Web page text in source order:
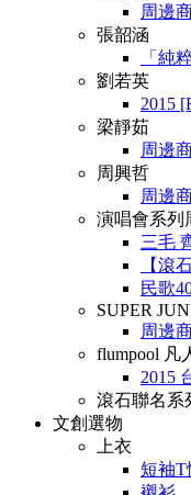
周邊
張韶涵
「純
劉若英
2015
梁靜茹
周邊
周興哲
周邊
演唱會系列
三毛
【滾
民歌
SUPER
周邊
flumpool 凡
2015
滾石聯名系
文創選物
上衣
短袖T